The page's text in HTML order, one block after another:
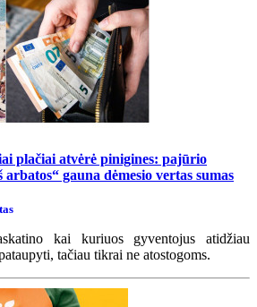
plačiai atvėrė pinigines: pajūrio
gauna dėmesio vertas sumas
kai kuriuos gyventojus atidžiau
tačiau tikrai ne atostogoms.